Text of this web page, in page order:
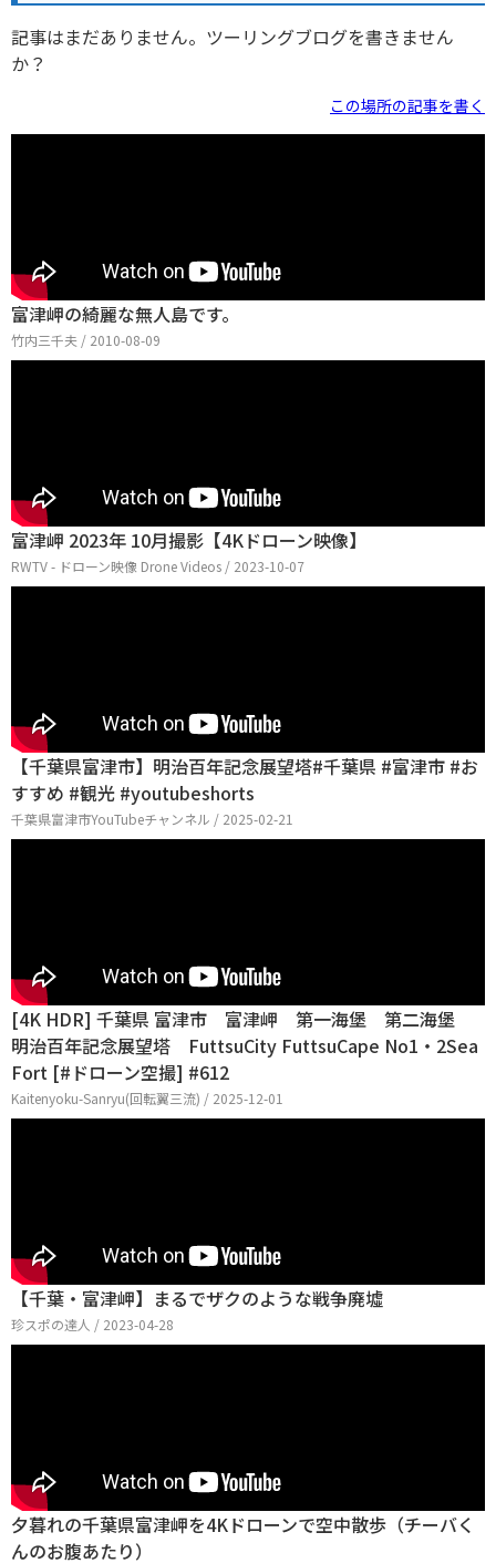
記事はまだありません。ツーリングブログを書きません
か？
この場所の記事を書く
富津岬の綺麗な無人島です。
竹内三千夫 / 2010-08-09
富津岬 2023年 10月撮影【4Kドローン映像】
RWTV - ドローン映像 Drone Videos / 2023-10-07
【千葉県富津市】明治百年記念展望塔#千葉県 #富津市 #お
すすめ #観光 #youtubeshorts
千葉県富津市YouTubeチャンネル / 2025-02-21
[4K HDR] 千葉県 富津市 富津岬 第一海堡 第二海堡
明治百年記念展望塔 FuttsuCity FuttsuCape No1・2Sea
Fort [#ドローン空撮] #612
Kaitenyoku-Sanryu(回転翼三流) / 2025-12-01
【千葉・富津岬】まるでザクのような戦争廃墟
珍スポの達人 / 2023-04-28
夕暮れの千葉県富津岬を4Kドローンで空中散歩（チーバく
んのお腹あたり）